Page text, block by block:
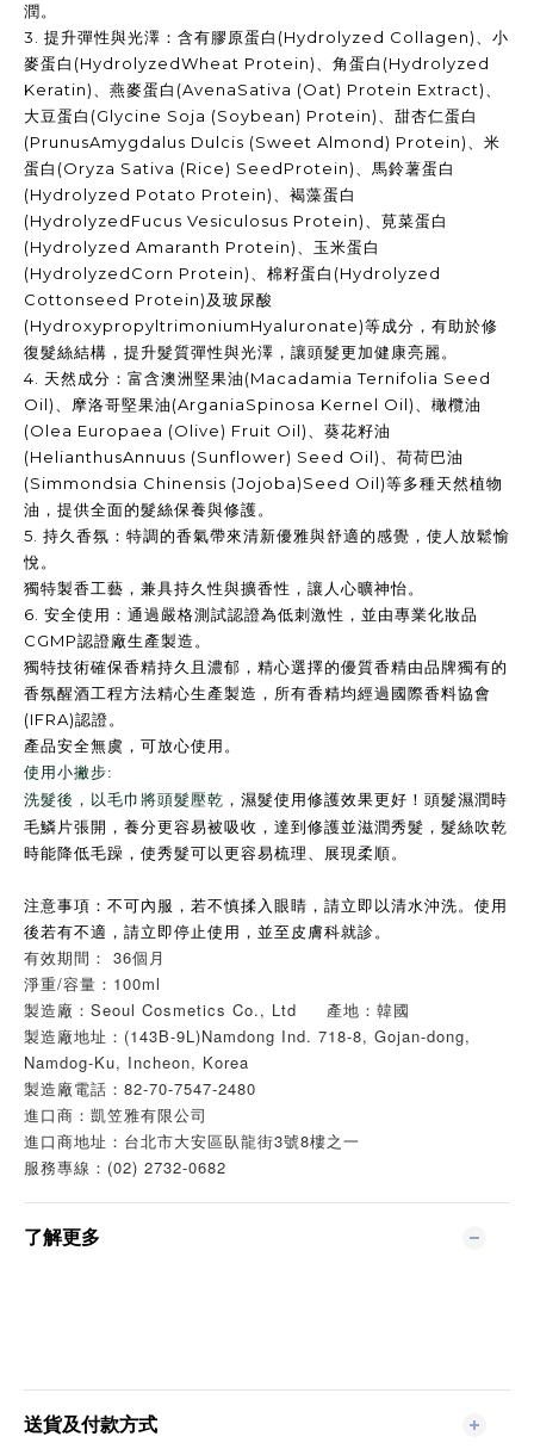
潤。
3. 提升彈性與光澤：含有膠原蛋白 (Hydrolyzed Collagen)
、小
麥蛋白 (HydrolyzedWheat Protein) 、角蛋白 (Hydrolyzed
Keratin)
、燕麥蛋白 (AvenaSativa (Oat) Protein Extract)
大豆蛋白 (Glycine Soja (Soybean) Protein)
、甜杏仁蛋白
(PrunusAmygdalus Dulcis (Sweet Almond) Protein)
、米
蛋白 (Oryza Sativa (Rice) SeedProtein)
、馬鈴薯蛋白
(Hydrolyzed Potato Protein)
、褐藻蛋白
(HydrolyzedFucus Vesiculosus Protein)
、莧菜蛋白
(Hydrolyzed Amaranth Protein)
、玉米蛋白
(HydrolyzedCorn Protein)
、棉籽蛋白 (Hydrolyzed
Cottonseed Protein)及玻尿酸
(HydroxypropyltrimoniumHyaluronate)等成分，有助於修
復髮絲結構，提升髮質彈性與光澤，讓頭髮更加健康亮麗。
4. 天然成分：富含澳洲堅果油(Macadamia Ternifolia Seed
Oil)
、摩洛哥堅果油(ArganiaSpinosa Kernel Oil)
、橄欖油
(Olea Europaea (Olive) Fruit Oil)
、葵花籽油
(HelianthusAnnuus (Sunflower) Seed Oil)
、荷荷巴油
(Simmondsia Chinensis (Jojoba)Seed Oil)等多種天然植物
油，提供全面的髮絲保養與修護。
5. 持久香氛：特調的香氣帶來清新優雅與舒適的感覺，使人放鬆愉
悅。
獨特製香工藝，兼具持久性與擴香性，讓人心曠神怡。
6. 安全使用：通過嚴格測試認證為低刺激性，並由專業化妝品
CGMP認證廠生產製造。
獨特技術確保香精持久且濃郁，精心選擇的優質香精由品牌獨有的
香氛醒酒工程方法精心生產製造，所有香精均經過國際香料協會
(IFRA)認證。
產品安全無虞，可放心使用。
使用小撇步:
洗髮後，以毛巾將頭髮壓乾 ，濕髮使用修護效果更好！頭髮濕潤時
毛鱗片張開，養分更容易被吸收，達到修護並滋潤秀髮，髮絲吹乾
時能降低毛躁，使秀髮可以更容易梳理、展現柔順。
注意事項：不可內服，若不慎揉入眼睛，請立即以清水沖洗。使用
後若有不適，請立即停止使用，並至皮膚科就診。
有效期間： 36個月
淨重/容量：100ml
製造廠：Seoul Cosmetics Co., Ltd 產地：韓國
製造廠地址：(143B-9L)Namdong Ind. 718-8, Gojan-dong,
Namdog-Ku, Incheon, Korea
製造廠電話：82-70-7547-2480
進口商：凱笠雅有限公司
進口商地址：台北市大安區臥龍街3號8樓之一
服務專線：(02) 2732-0682
了解更多
送貨及付款方式